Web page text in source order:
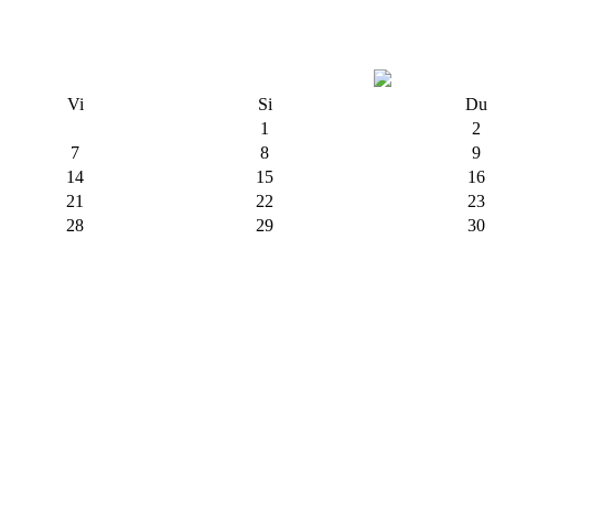
Vi Si
Du
1
2
7 8
9
14 15
16
21 22
23
28 29
30